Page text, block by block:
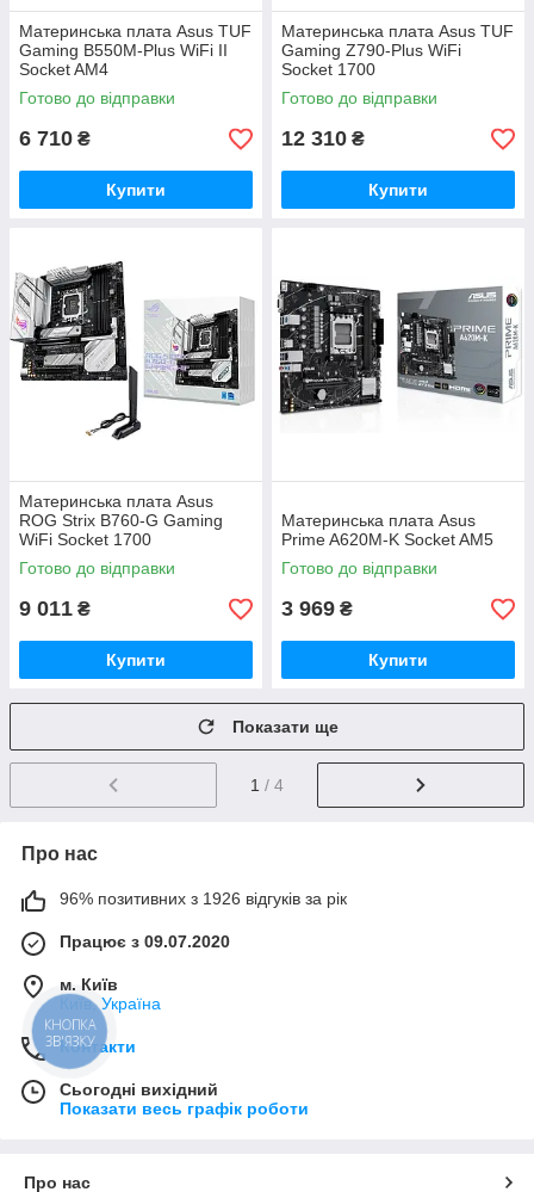
Материнська плата Asus TUF
Gaming B550M-Plus WiFi II
Socket AM4
Готово до відправки
6 710 ₴
Купити
Материнська плата Asus TUF
Gaming Z790-Plus WiFi
Socket 1700
Готово до відправки
12 310 ₴
Купити
Материнська плата Asus
ROG Strix B760-G Gaming
WiFi Socket 1700
Готово до відправки
9 011 ₴
Купити
Материнська плата Asus
Prime A620M-K Socket AM5
Готово до відправки
3 969 ₴
Купити
Показати ще
1 / 4
Про нас
96% позитивних з 1926 відгуків за рік
Працює з 09.07.2020
м. Київ
Київ, Україна
Контакти
Сьогодні вихідний
Показати весь графік роботи
Про нас
КНОПКА
ЗВ'ЯЗКУ